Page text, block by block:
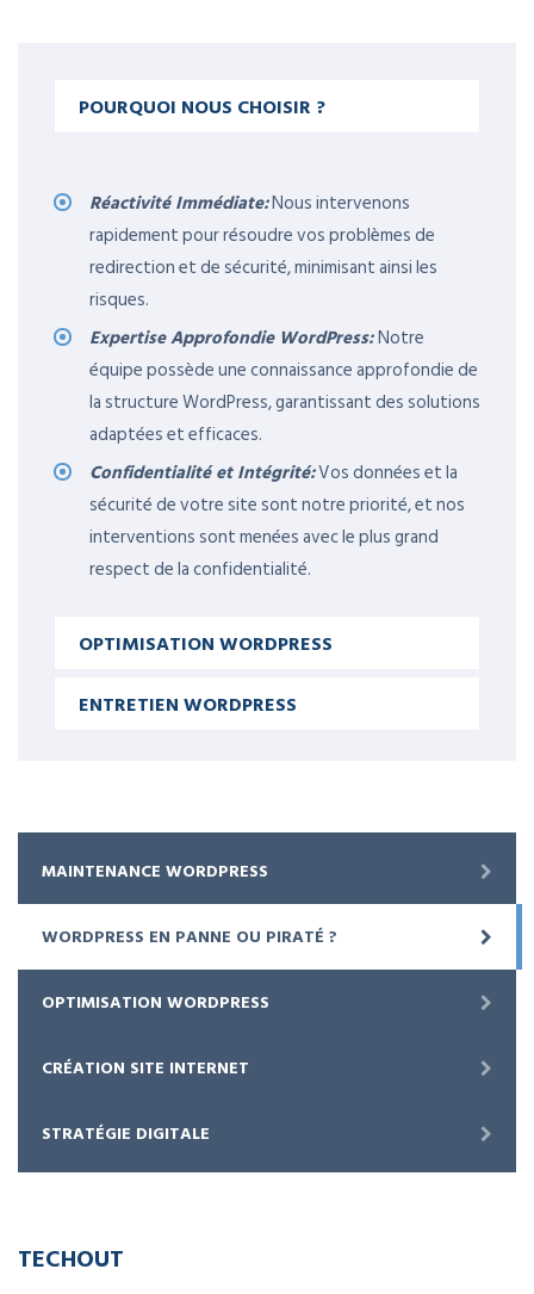
POURQUOI NOUS CHOISIR ?
Réactivité Immédiate:Nous intervenons
rapidement pour résoudre vos problèmes de
redirection et de sécurité, minimisant ainsi les
risques.
Expertise Approfondie WordPress:Notre
équipe possède une connaissance approfondie de
la structure WordPress, garantissant des solutions
adaptées et efficaces.
Confidentialité et Intégrité:Vos données et la
sécurité de votre site sont notre priorité, et nos
interventions sont menées avec le plus grand
respect de la confidentialité.
OPTIMISATION WORDPRESS
ENTRETIEN WORDPRESS
MAINTENANCE WORDPRESS
WORDPRESS EN PANNE OU PIRATÉ ?
OPTIMISATION WORDPRESS
CRÉATION SITE INTERNET
STRATÉGIE DIGITALE
TECHOUT